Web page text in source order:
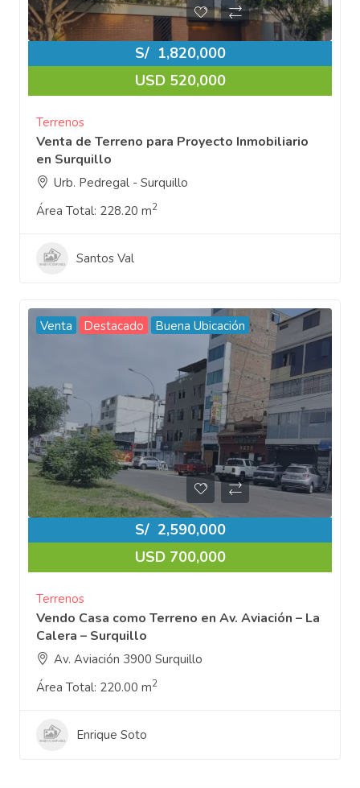
S/ 1,820,000
USD 520,000
Terrenos
Venta de Terreno para Proyecto Inmobiliario
en Surquillo
Urb. Pedregal - Surquillo
Área Total: 228.20 m2
Santos Val
Venta Destacado Buena Ubicación
S/ 2,590,000
USD 700,000
Terrenos
Vendo Casa como Terreno en Av. Aviación – La
Calera – Surquillo
Av. Aviación 3900 Surquillo
Área Total: 220.00 m2
Enrique Soto